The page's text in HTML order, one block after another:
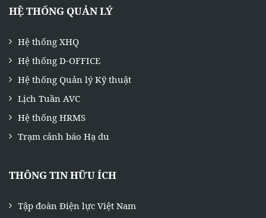
HỆ THỐNG QUẢN LÝ
Hệ thống XHQ
Hệ thống D-OFFICE
Hệ thống Quản lý Kỹ thuật
Lịch Tuần AVC
Hệ thống HRMS
Trạm cảnh báo Hạ du
THÔNG TIN HỮU ÍCH
Tập đoàn Điện lực Việt Nam